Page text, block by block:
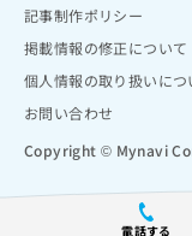
電話する
記事制作ポリシー
掲載情報の修正について
個人情報の取り扱いにつ
お問い合わせ
Copyright © Mynavi